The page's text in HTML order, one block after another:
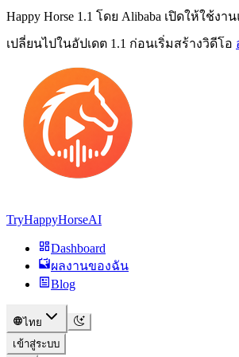
Happy Horse 1.1 โดย Alibaba เปิดให้ใช้ง
เปลี่ยนไปในอัปเดต 1.1 ก่อนเริ่มสร้างวิดีโอ
TryHappyHorseAI
Dashboard
ผลงานของฉัน
Blog
ไทย
เข้าสู่ระบบ